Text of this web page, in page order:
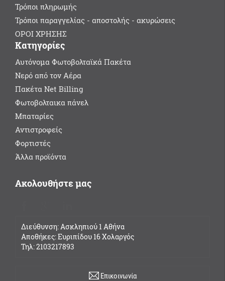
Τρόποι πληρωμής
Τρόποι παραγγελίας - αποστολής - ακυρώσεις
ΟΡΟΙ ΧΡΗΣΗΣ
Κατηγορίες
Αυτόνομα Φωτοβολταϊκά Πακέτα
Νερό από τον Αέρα
Πακέτα Net Billing
Φωτοβολταικα πάνελ
Μπαταρίες
Αντιστροφείς
Φορτιστές
Άλλα προϊόντα
Ακολουθήστε μας
Διεύθυνση: Ασκληπιού 1 Αθήνα
Αποθήκες: Ευριπίδου 16 Χολαργός
Τηλ: 2103217893
Επικοινωνία